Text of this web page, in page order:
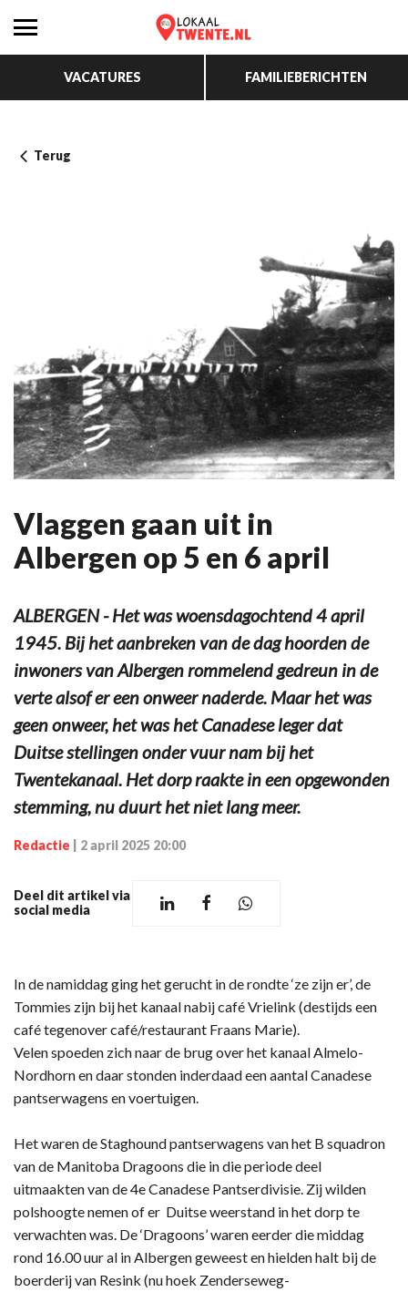
VACATURES FAMILIEBERICHTEN
Terug
Vlaggen gaan uit in
Albergen op 5 en 6 april
ALBERGEN - Het was woensdagochtend 4 april
1945. Bij het aanbreken van de dag hoorden de
inwoners van Albergen rommelend gedreun in de
verte alsof er een onweer naderde. Maar het was
geen onweer, het was het Canadese leger dat
Duitse stellingen onder vuur nam bij het
Twentekanaal. Het dorp raakte in een opgewonden
stemming, nu duurt het niet lang meer.
Redactie 2 april 2025 20:00
Deel dit artikel via
social media
In de namiddag ging het gerucht in de rondte ‘ze zijn er’, de
Tommies zijn bij het kanaal nabij café Vrielink (destijds een
café tegenover café/restaurant Fraans Marie).
Velen spoeden zich naar de brug over het kanaal Almelo-
Nordhorn en daar stonden inderdaad een aantal Canadese
pantserwagens en voertuigen.
Het waren de Staghound pantserwagens van het B squadron
van de Manitoba Dragoons die in die periode deel
uitmaakten van de 4e Canadese Pantserdivisie. Zij wilden
polshoogte nemen of er Duitse weerstand in het dorp te
verwachten was. De ‘Dragoons’ waren eerder die middag
rond 16.00 uur al in Albergen geweest en hielden halt bij de
boerderij van Resink (nu hoek Zenderseweg-